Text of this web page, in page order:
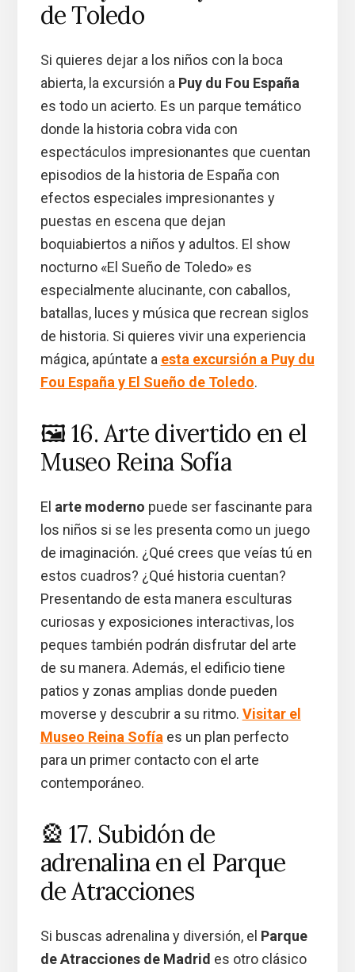
de Toledo
Si quieres dejar a los niños con la boca
abierta, la excursión a Puy du Fou España
es todo un acierto. Es un parque temático
donde la historia cobra vida con
espectáculos impresionantes que cuentan
episodios de la historia de España con
efectos especiales impresionantes y
puestas en escena que dejan
boquiabiertos a niños y adultos. El show
nocturno «El Sueño de Toledo» es
especialmente alucinante, con caballos,
batallas, luces y música que recrean siglos
de historia. Si quieres vivir una experiencia
mágica, apúntate a esta excursión a Puy du
Fou España y El Sueño de Toledo.
🖼️ 16. Arte divertido en el
Museo Reina Sofía
El arte moderno puede ser fascinante para
los niños si se les presenta como un juego
de imaginación. ¿Qué crees que veías tú en
estos cuadros? ¿Qué historia cuentan?
Presentando de esta manera esculturas
curiosas y exposiciones interactivas, los
peques también podrán disfrutar del arte
de su manera. Además, el edificio tiene
patios y zonas amplias donde pueden
moverse y descubrir a su ritmo. Visitar el
Museo Reina Sofía es un plan perfecto
para un primer contacto con el arte
contemporáneo.
🎡 17. Subidón de
adrenalina en el Parque
de Atracciones
Si buscas adrenalina y diversión, el Parque
de Atracciones de Madrid es otro clásico